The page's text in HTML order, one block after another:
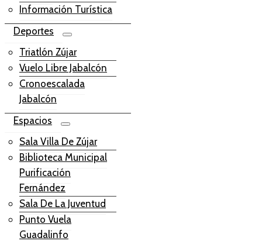
Información Turística
Deportes
Triatlón Zújar
Vuelo Libre Jabalcón
Cronoescalada
Jabalcón
Espacios
Sala Villa De Zújar
Biblioteca Municipal
Purificación
Fernández
Sala De La Juventud
Punto Vuela
Guadalinfo